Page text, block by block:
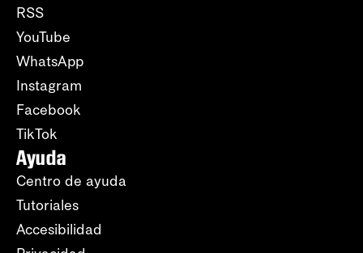
RSS
YouTube
WhatsApp
Instagram
Facebook
TikTok
Ayuda
Centro de ayuda
Tutoriales
Accesibilidad